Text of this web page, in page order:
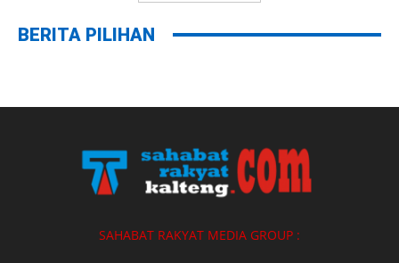
BERITA PILIHAN
SAHABAT RAKYAT MEDIA GROUP :